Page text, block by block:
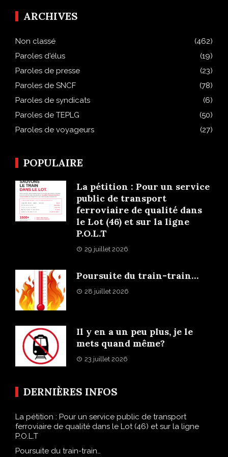
ARCHIVES
Non classé
(462)
Paroles d'élus
(19)
Paroles de presse
(23)
Paroles de SNCF
(78)
Paroles de syndicats
(6)
Paroles de TEPLG
(50)
Paroles de voyageurs
(27)
POPULAIRE
La pétition : Pour un service
public de transport
ferroviaire de qualité dans
le Lot (46) et sur la ligne
P.O.L.T
29 juillet 2026
Poursuite du train-train…
28 juillet 2026
Il y en a un peu plus, je le
mets quand même?
23 juillet 2026
DERNIÈRES INFOS
La pétition : Pour un service public de transport
ferroviaire de qualité dans le Lot (46) et sur la ligne
P.O.L.T
Poursuite du train-train…